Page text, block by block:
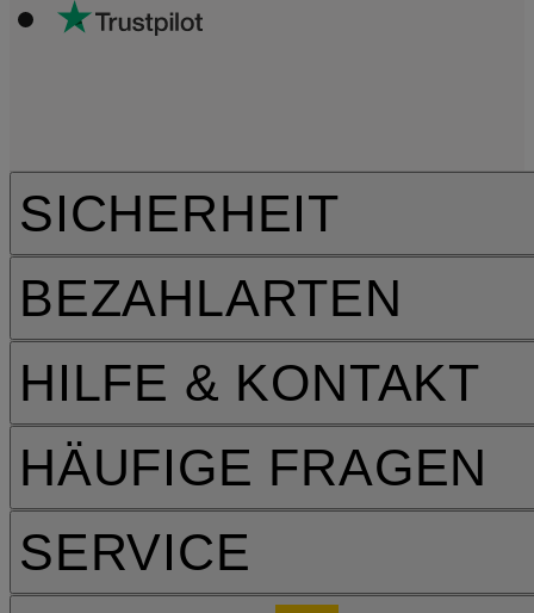
HILFE & KONTAKT
HÄUFIGE FRAGEN
SERVICE
SICHERHEIT
BEZAHLARTEN